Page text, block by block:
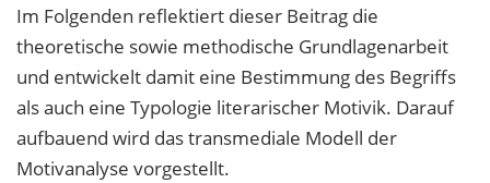
Im Folgenden reflektiert dieser Beitrag die
theoretische sowie methodische Grundlagenarbeit
und entwickelt damit eine Bestimmung des Begriffs
als auch eine Typologie literarischer Motivik. Darauf
aufbauend wird das transmediale Modell der
Motivanalyse vorgestellt.